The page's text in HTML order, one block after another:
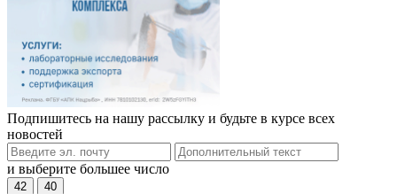
Подпишитесь на нашу рассылку и будьте в курсе всех
новостей
и выберите большее число
42 40